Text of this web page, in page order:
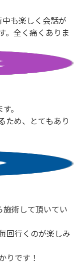
も楽しく会話が
。全く痛くありま
。
ため、とてもあり
術して頂いてい
回行くのが楽しみ
りです！